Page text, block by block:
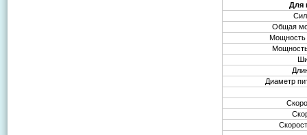
Для
Общая
Мощность
Мощность
Диаметр